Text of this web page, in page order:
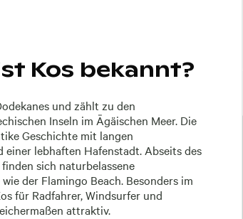
Kos bekannt?
und zählt zu den
Inseln im Ägäischen Meer. Die
Geschichte mit langen
einer lebhaften Hafenstadt. Abseits des
sich naturbelassene
der Flamingo Beach. Besonders im
für Radfahrer, Windsurfer und
attraktiv.